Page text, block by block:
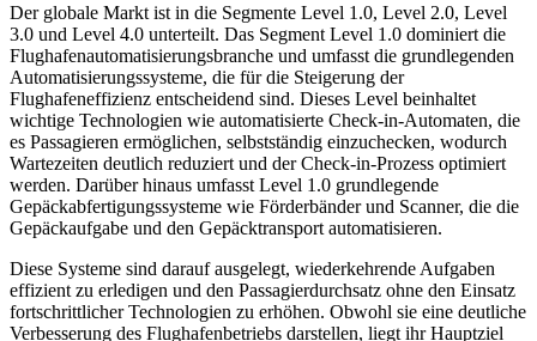
Der globale Markt ist in die Segmente Level 1.0, Level 2.0, Level
3.0 und Level 4.0 unterteilt. Das Segment Level 1.0 dominiert die
Flughafenautomatisierungsbranche und umfasst die grundlegenden
Automatisierungssysteme, die für die Steigerung der
Flughafeneffizienz entscheidend sind. Dieses Level beinhaltet
wichtige Technologien wie automatisierte Check-in-Automaten, die
es Passagieren ermöglichen, selbstständig einzuchecken, wodurch
Wartezeiten deutlich reduziert und der Check-in-Prozess optimiert
werden. Darüber hinaus umfasst Level 1.0 grundlegende
Gepäckabfertigungssysteme wie Förderbänder und Scanner, die die
Gepäckaufgabe und den Gepäcktransport automatisieren.
Diese Systeme sind darauf ausgelegt, wiederkehrende Aufgaben
effizient zu erledigen und den Passagierdurchsatz ohne den Einsatz
fortschrittlicher Technologien zu erhöhen. Obwohl sie eine deutliche
Verbesserung des Flughafenbetriebs darstellen, liegt ihr Hauptziel